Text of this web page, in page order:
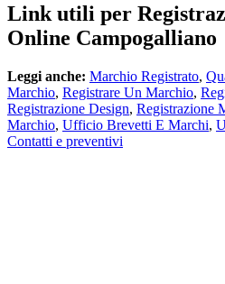
Link utili per
Online Campogalliano
Leggi anche: Marchio Registrato,
Marchio, Registrare Un Marchio,
Registrazione Design, Registrazione
Marchio, Ufficio Brevetti E Marchi,
Contatti e preventivi